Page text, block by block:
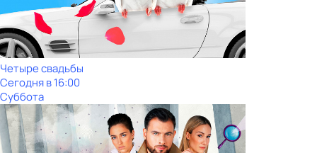
Четыре свадьбы
Сегодня в 16:00
Суббота